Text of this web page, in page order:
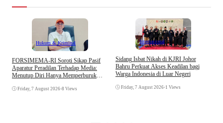
Hukum & Kriminal
​FORSIMEMA-RI Soroti Sikap Pasif
Aparatur Peradilan Terhadap Media:
Menutup Diri Hanya Memperburuk
Friday, 7 August 2026•8 Views
Internasional
Sidang Isbat Nikah di KJRI Johor
Bahru Perkuat Akses Keadilan bagi
Warga Indonesia di Luar Negeri
Friday, 7 August 2026•1 Views